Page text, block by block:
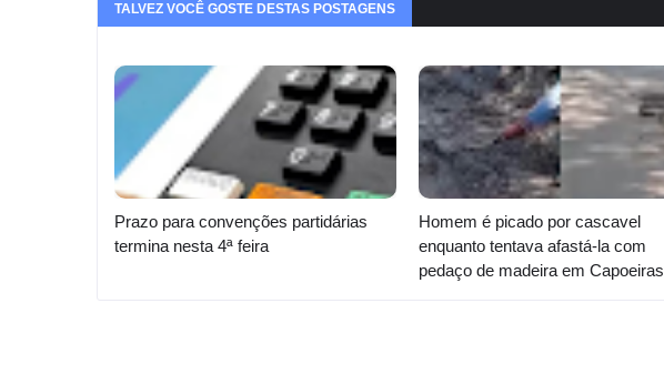
TALVEZ VOCÊ GOSTE DESTAS POSTAGENS
Prazo para convenções partidárias
termina nesta 4ª feira
Homem é picado por cascavel
enquanto tentava afastá-la com
pedaço de madeira em Capoeiras